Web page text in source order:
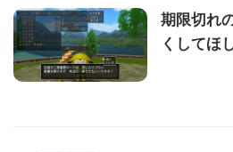
期限切れ
くしてほ